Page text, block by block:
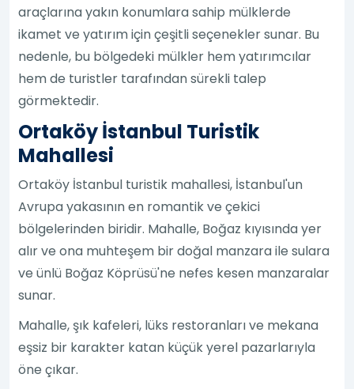
araçlarına yakın konumlara sahip mülklerde
ikamet ve yatırım için çeşitli seçenekler sunar. Bu
nedenle, bu bölgedeki mülkler hem yatırımcılar
hem de turistler tarafından sürekli talep
görmektedir.
Ortaköy İstanbul Turistik
Mahallesi
Ortaköy İstanbul turistik mahallesi, İstanbul'un
Avrupa yakasının en romantik ve çekici
bölgelerinden biridir. Mahalle, Boğaz kıyısında yer
alır ve ona muhteşem bir doğal manzara ile sulara
ve ünlü Boğaz Köprüsü'ne nefes kesen manzaralar
sunar.
Mahalle, şık kafeleri, lüks restoranları ve mekana
eşsiz bir karakter katan küçük yerel pazarlarıyla
öne çıkar.